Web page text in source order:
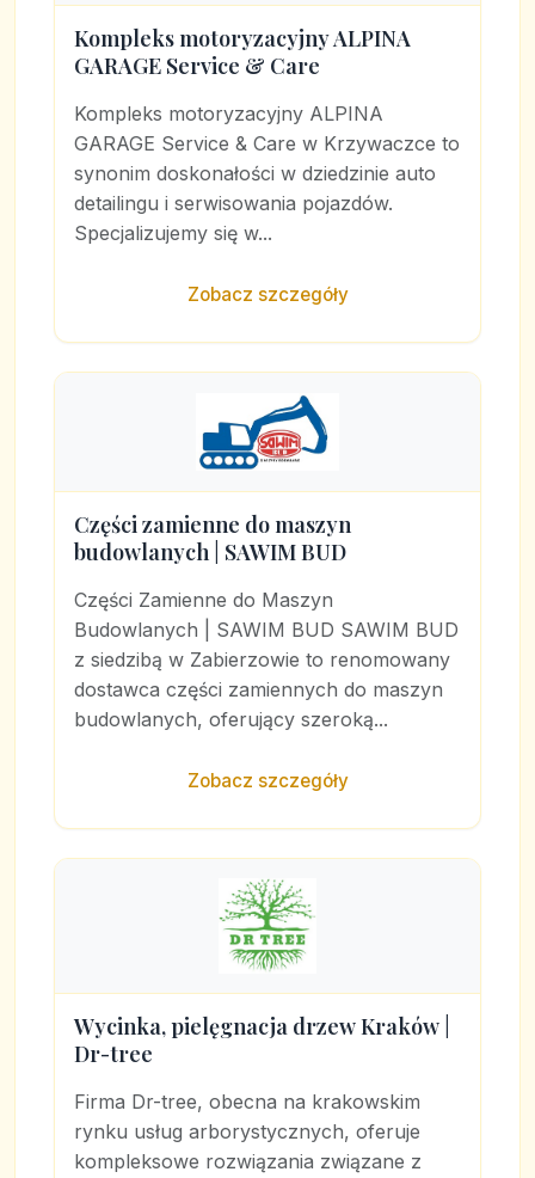
Kompleks motoryzacyjny ALPINA
GARAGE Service & Care
Kompleks motoryzacyjny ALPINA
GARAGE Service & Care w Krzywaczce to
synonim doskonałości w dziedzinie auto
detailingu i serwisowania pojazdów.
Specjalizujemy się w...
Zobacz szczegóły
Części zamienne do maszyn
budowlanych | SAWIM BUD
Części Zamienne do Maszyn
Budowlanych | SAWIM BUD SAWIM BUD
z siedzibą w Zabierzowie to renomowany
dostawca części zamiennych do maszyn
budowlanych, oferujący szeroką...
Zobacz szczegóły
Wycinka, pielęgnacja drzew Kraków |
Dr-tree
Firma Dr-tree, obecna na krakowskim
rynku usług arborystycznych, oferuje
kompleksowe rozwiązania związane z